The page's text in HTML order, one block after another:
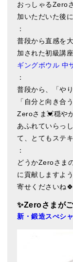
アマナマナのティン
プレミアム・テ
ベーシック・テ
チベット・真マント
お香定期購入（
チベット高僧のオラ
ベル＆ドルジェ
アウトレット
オリジナルグッズ
ヒーリング・マン
おっしゃるZero
加いただいた後
：
普段から直感を
加された初級講
ギングボウル 中
：
普段から、「や
「自分と向き合
Zeroさま💓穏や
あふれていらっ
て、とてもステ
：
どうかZeroさま
に貢献しますよ
寄せくださいね
✨Zeroさまが
新・鍛造スぺシ